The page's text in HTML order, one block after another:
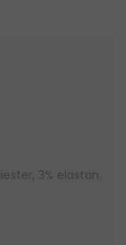
3% elastan.